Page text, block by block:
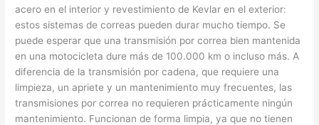
acero en el interior y revestimiento de Kevlar en el exterior:
estos sistemas de correas pueden durar mucho tiempo. Se
puede esperar que una transmisión por correa bien mantenida
en una motocicleta dure más de 100.000 km o incluso más. A
diferencia de la transmisión por cadena, que requiere una
limpieza, un apriete y un mantenimiento muy frecuentes, las
transmisiones por correa no requieren prácticamente ningún
mantenimiento. Funcionan de forma limpia, ya que no tienen